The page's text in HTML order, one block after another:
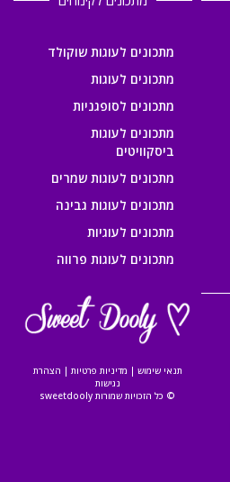
מתכונים לעוגות שוקולד
מתכונים לעוגות
מתכונים לסופגניות
מתכונים לעוגות
ביסקוויטים
מתכונים לעוגות שמרים
מתכונים לעוגות גבינה
מתכונים לעוגיות
מתכונים לעוגות פרווה
תנאי שימוש | מדיניות פרטיות | הצהרת
נגישות
© כל הזכויות שמורות sweetdooly